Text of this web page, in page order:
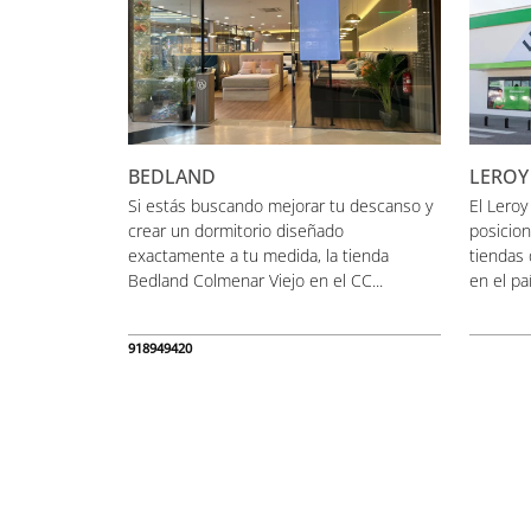
BEDLAND
Si estás buscando mejorar tu descanso y
crear un dormitorio diseñado
exactamente a tu medida, la tienda
Bedland Colmenar Viejo en el CC...
918949420
El
tiendas
en el